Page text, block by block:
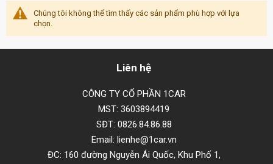
Chúng tôi không thể tìm thấy các sản phẩm phù hợp với lựa
chọn.
Liên hệ
CÔNG TY CỔ PHẦN 1CAR
MST: 3603894419
SĐT: 0826.84.86.88
Email: lienhe@1car.vn
ĐC: 160 đường Nguyễn Ái Quốc, Khu Phố 1,